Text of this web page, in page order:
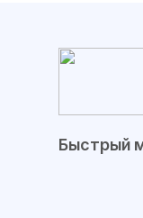
Быстрый